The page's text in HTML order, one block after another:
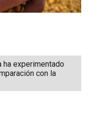
ha experimentado
con la